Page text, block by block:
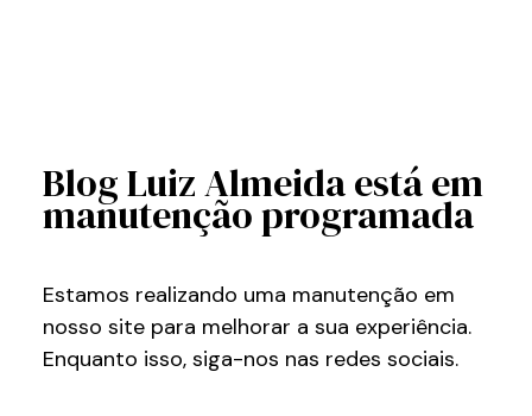
Blog Luiz Almeida está em
manutenção programada
Estamos realizando uma manutenção em
nosso site para melhorar a sua experiência.
Enquanto isso, siga-nos nas redes sociais.